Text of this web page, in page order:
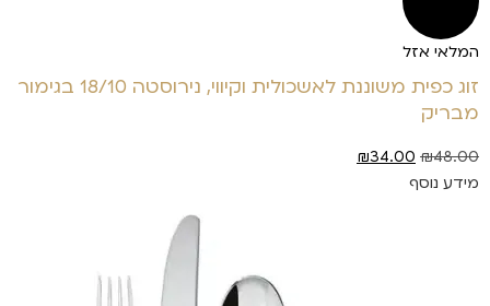
המלאי אזל
זוג כפית משוננת לאשכולית וקיווי, נירוסטה 18/10 בגימור
מבריק
₪48.00
₪34.00
מידע נוסף